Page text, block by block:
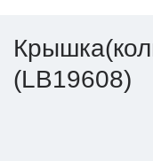
(LB19608)